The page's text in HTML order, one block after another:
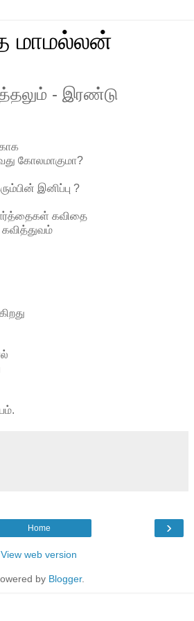
மாமல்லன்
- இரண்டு
கோலமாகுமா?
இனிப்பு ?
கவிதை
›
Home
View web version
by Blogger.